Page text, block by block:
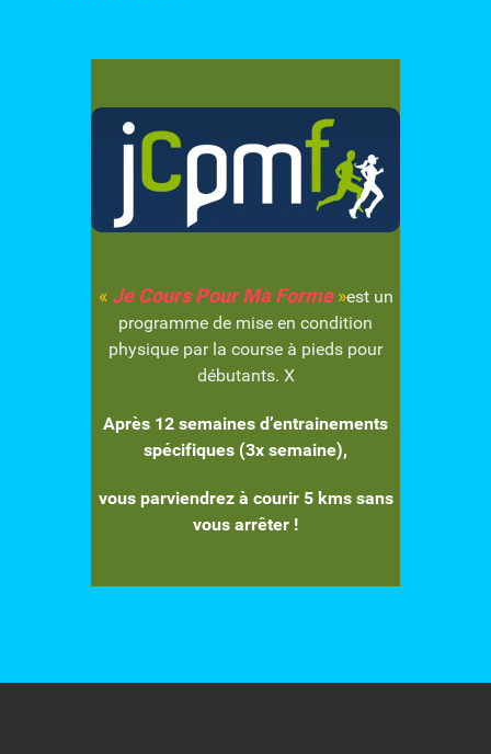
« Je Cours Pour Ma Forme»est un
programme de mise en condition
physique par la course à pieds pour
débutants. X
Après 12 semaines d’entrainements
spécifiques (3x semaine),
vous parviendrez à courir 5 kms sans
vous arrêter !